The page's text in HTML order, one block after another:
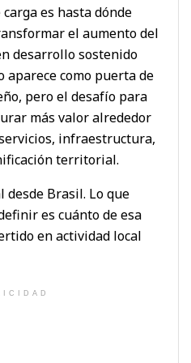
es hasta dónde
el aumento del
desarrollo sostenido
aparece como puerta de
pero el desafío para
más valor alrededor
infraestructura,
territorial.
Brasil. Lo que
es cuánto de esa
en actividad local